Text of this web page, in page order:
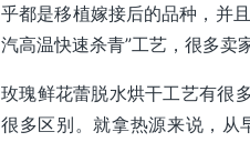
乎都是移植嫁接后的品种，并
汽高温快速杀青”工艺，很多卖
玫瑰鲜花蕾脱水烘干工艺有很
很多区别。就拿热源来说，从